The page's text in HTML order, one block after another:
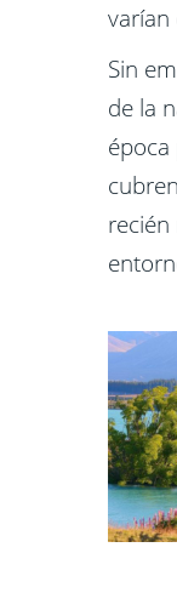
varían
Sin
de la